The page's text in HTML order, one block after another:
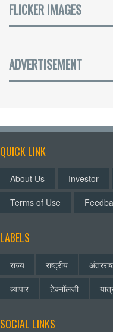
FLICKER IMAGES
ADVERTISEMENT
QUICK LINK
About Us Investor
Terms of Use
LABELS
राज्य राष्ट्रीय
व्यापार
टेक्नॉलजी
SOCIAL LINKS